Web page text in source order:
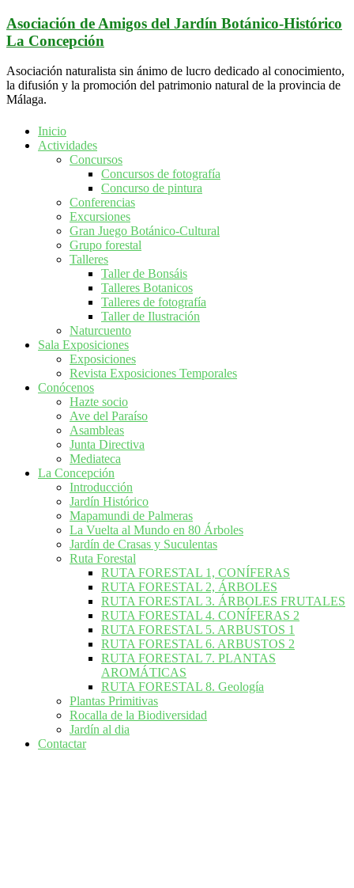
Saltar
al
contenido
Asociación de Amigos del Jardín Botánico-Histórico
La Concepción
Asociación naturalista sin ánimo de lucro dedicado al conocimiento,
la difusión y la promoción del patrimonio natural de la provincia de
Málaga.
Inicio
Actividades
Concursos
Concursos de fotografía
Concurso de pintura
Conferencias
Excursiones
Gran Juego Botánico-Cultural
Grupo forestal
Talleres
Taller de Bonsáis
Talleres Botanicos
Talleres de fotografía
Taller de Ilustración
Naturcuento
Sala Exposiciones
Exposiciones
Revista Exposiciones Temporales
Conócenos
Hazte socio
Ave del Paraíso
Asambleas
Junta Directiva
Mediateca
La Concepción
Introducción
Jardín Histórico
Mapamundi de Palmeras
La Vuelta al Mundo en 80 Árboles
Jardín de Crasas y Suculentas
Ruta Forestal
RUTA FORESTAL 1, CONÍFERAS
RUTA FORESTAL 2, ÁRBOLES
RUTA FORESTAL 3. ÁRBOLES FRUTALES
RUTA FORESTAL 4. CONÍFERAS 2
RUTA FORESTAL 5. ARBUSTOS 1
RUTA FORESTAL 6. ARBUSTOS 2
RUTA FORESTAL 7. PLANTAS
AROMÁTICAS
RUTA FORESTAL 8. Geología
Plantas Primitivas
Rocalla de la Biodiversidad
Jardín al dia
Contactar